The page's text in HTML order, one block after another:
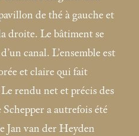
de thé à gauche et
droite. Le bâtiment se
canal. L’ensemble est
et claire qui fait
rendu net et précis des
a autrefois été
Jan van der Heyden